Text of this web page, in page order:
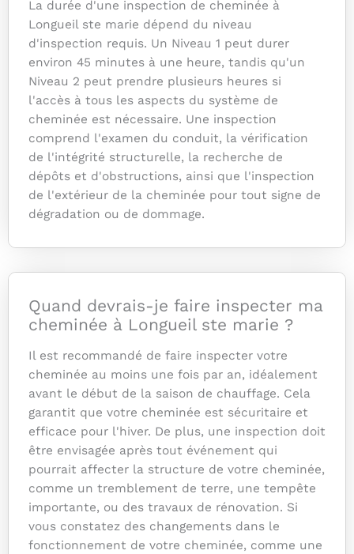
La durée d'une inspection de cheminée à
Longueil ste marie dépend du niveau
d'inspection requis. Un Niveau 1 peut durer
environ 45 minutes à une heure, tandis qu'un
Niveau 2 peut prendre plusieurs heures si
l'accès à tous les aspects du système de
cheminée est nécessaire. Une inspection
comprend l'examen du conduit, la vérification
de l'intégrité structurelle, la recherche de
dépôts et d'obstructions, ainsi que l'inspection
de l'extérieur de la cheminée pour tout signe de
dégradation ou de dommage.
Quand devrais-je faire inspecter ma
cheminée à Longueil ste marie ?
Il est recommandé de faire inspecter votre
cheminée au moins une fois par an, idéalement
avant le début de la saison de chauffage. Cela
garantit que votre cheminée est sécuritaire et
efficace pour l'hiver. De plus, une inspection doit
être envisagée après tout événement qui
pourrait affecter la structure de votre cheminée,
comme un tremblement de terre, une tempête
importante, ou des travaux de rénovation. Si
vous constatez des changements dans le
fonctionnement de votre cheminée, comme une